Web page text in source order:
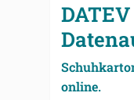
online.